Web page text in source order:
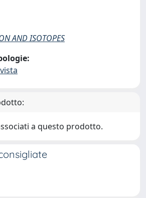
AND ISOTOPES
a questo prodotto.